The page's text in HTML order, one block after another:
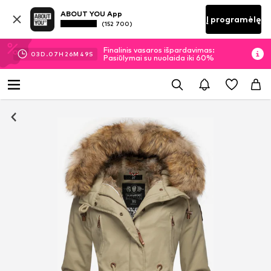
ABOUT YOU App
(152 700) Į programėlę
03D.07H 26M 49S
Finalinis vasaros išpardavimas:
Pasiūlymai su nuolaida iki 60%